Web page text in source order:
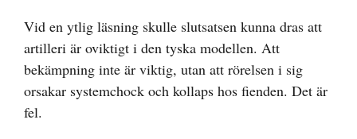
Vid en ytlig läsning skulle slutsatsen kunna dras att
artilleri är oviktigt i den tyska modellen. Att
bekämpning inte är viktig, utan att rörelsen i sig
orsakar systemchock och kollaps hos fienden. Det är
fel.